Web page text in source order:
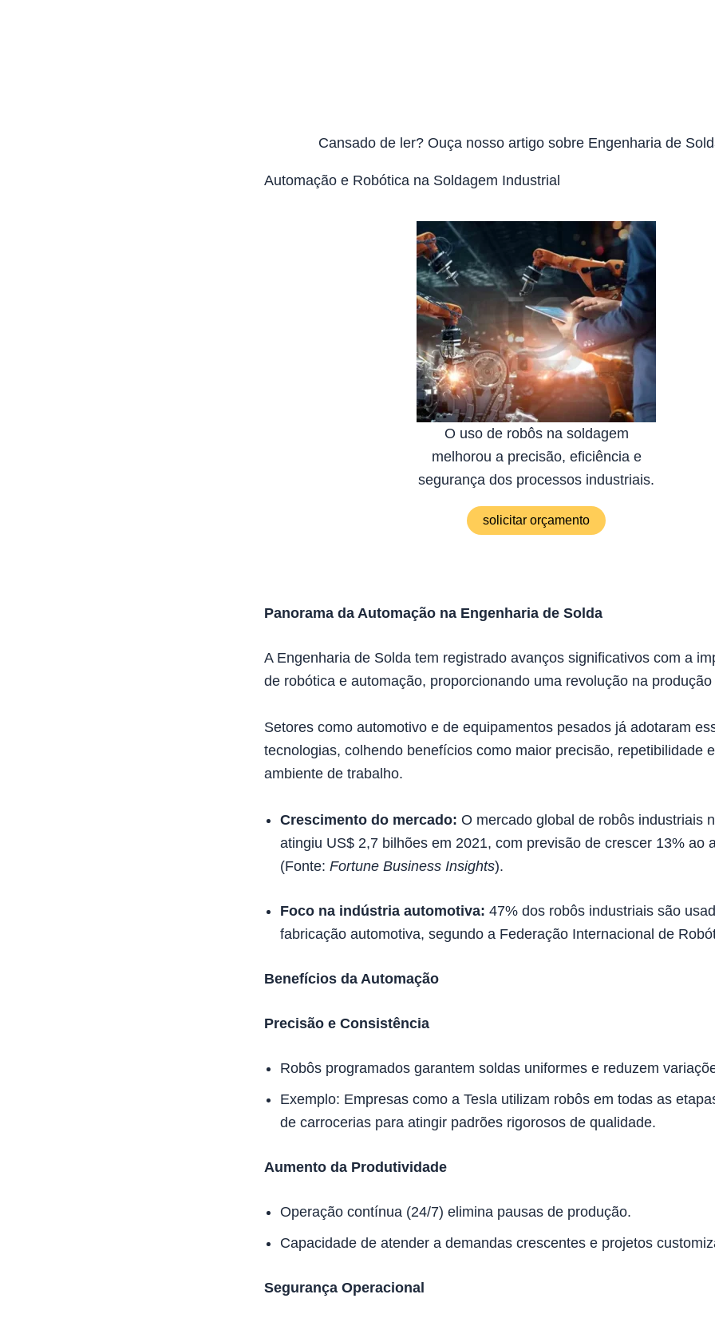
Cansado de ler? Ouça nosso artigo sobre Engenharia de
Automação e Robótica na Soldagem Industrial
O uso de robôs na soldagem
melhorou a precisão, eficiência e
segurança dos processos industriais.
solicitar orçamento
Panorama da Automação na Engenharia de Solda
A Engenharia de Solda tem registrado avanços significativos com a
de robótica e automação, proporcionando uma revolução na
Setores como automotivo e de equipamentos pesados já adotaram
tecnologias, colhendo benefícios como maior precisão, repetibilidade
ambiente de trabalho.
Crescimento do mercado: O mercado global de robôs industriais
atingiu US$ 2,7 bilhões em 2021, com previsão de crescer 13% ao
(Fonte: Fortune Business Insights).
Foco na indústria automotiva: 47% dos robôs industriais são
fabricação automotiva, segundo a Federação Internacional de
Benefícios da Automação
Precisão e Consistência
Robôs programados garantem soldas uniformes e reduzem
Exemplo: Empresas como a Tesla utilizam robôs em todas as
de carrocerias para atingir padrões rigorosos de qualidade.
Aumento da Produtividade
Operação contínua (24/7) elimina pausas de produção.
Capacidade de atender a demandas crescentes e projetos
Segurança Operacional